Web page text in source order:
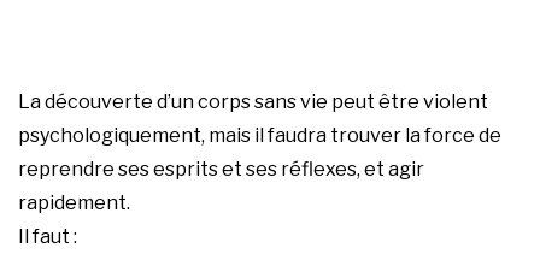
La découverte d’un corps sans vie peut être violent
psychologiquement, mais il faudra trouver la force de
reprendre ses esprits et ses réflexes, et agir
rapidement.
Il faut :